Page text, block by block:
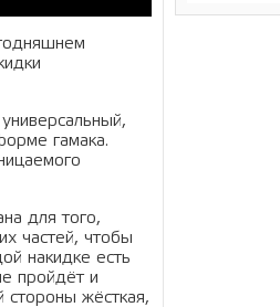
гамака.
для того,
частей, чтобы
накидке есть
пройдёт и
жёсткая,